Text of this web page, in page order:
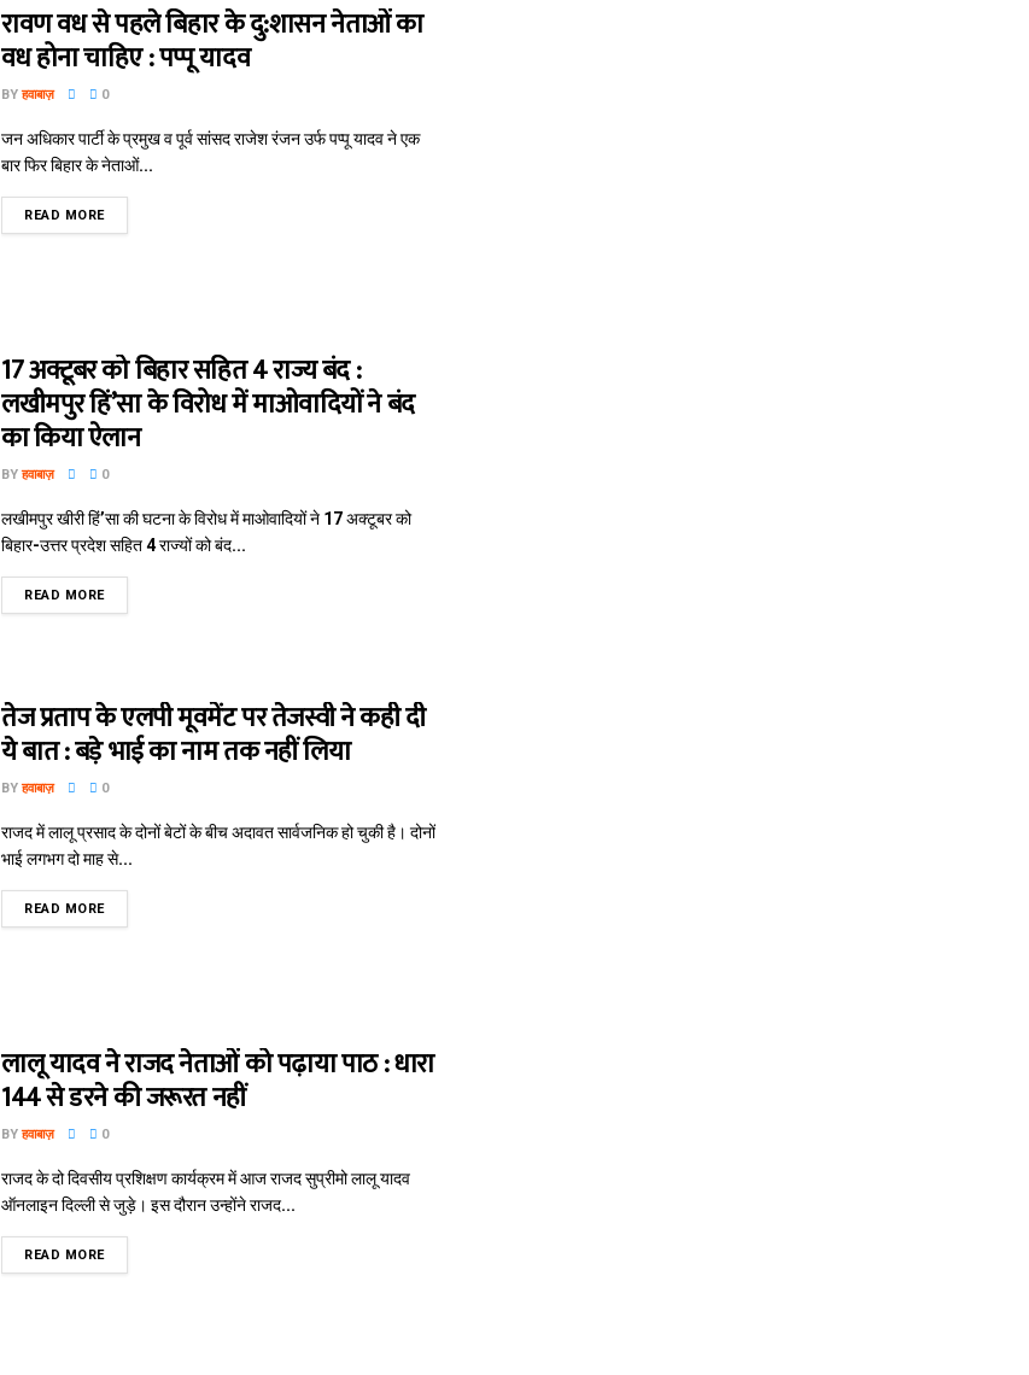
रावण वध से पहले बिहार के दु:शासन नेताओं का
वध होना चाहिए : पप्पू यादव
BY हवाबाज़ 0
जन अधिकार पार्टी के प्रमुख व पूर्व सांसद राजेश रंजन उर्फ पप्पू यादव ने एक
बार फिर बिहार के नेताओं...
READ MORE
17 अक्टूबर को बिहार सहित 4 राज्य बंद :
लखीमपुर हिं’सा के विरोध में माओवादियों ने बंद
का किया ऐलान
BY हवाबाज़ 0
लखीमपुर खीरी हिं’सा की घटना के विरोध में माओवादियों ने 17 अक्टूबर को
बिहार-उत्तर प्रदेश सहित 4 राज्यों को बंद...
READ MORE
तेज प्रताप के एलपी मूवमेंट पर तेजस्वी ने कही दी
ये बात : बड़े भाई का नाम तक नहीं लिया
BY हवाबाज़ 0
राजद में लालू प्रसाद के दोनों बेटों के बीच अदावत सार्वजनिक हो चुकी है। दोनों
भाई लगभग दो माह से...
READ MORE
लालू यादव ने राजद नेताओं को पढ़ाया पाठ : धारा
144 से डरने की जरूरत नहीं
BY हवाबाज़ 0
राजद के दो दिवसीय प्रशिक्षण कार्यक्रम में आज राजद सुप्रीमो लालू यादव
ऑनलाइन दिल्ली से जुड़े। इस दौरान उन्होंने राजद...
READ MORE